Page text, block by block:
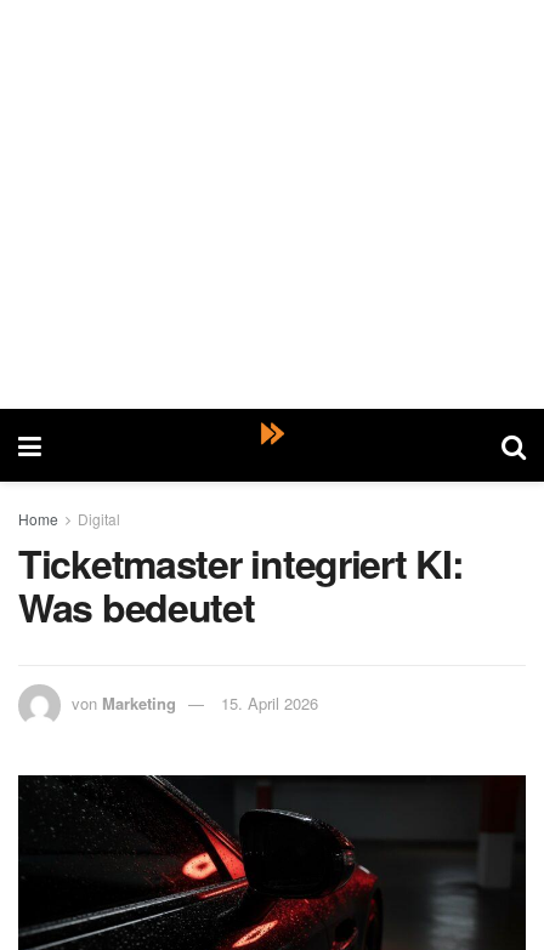
Home Digital
Ticketmaster integriert KI:
Was bedeutet
von Marketing 15. April 2026